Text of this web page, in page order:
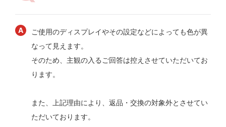
ご使用のディスプレイやその設定などによっても色が異
なって見えます。
そのため、主観の入るご回答は控えさせていただいてお
ります。
また、上記理由により、返品・交換の対象外とさせてい
ただいております。